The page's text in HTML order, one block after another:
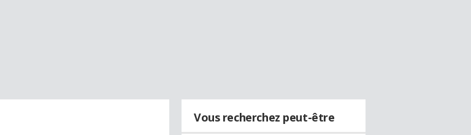
Vous recherchez peut-être